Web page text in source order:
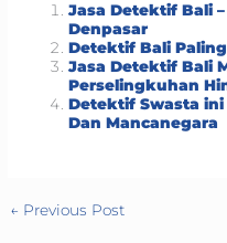
Jasa Detektif Bali
Denpasar
Detektif Bali
Jasa Detektif Bali
Perselingkuhan
Detektif Swasta ini
Dan Mancanegara
← Previous Post